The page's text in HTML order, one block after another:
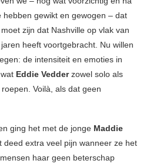
gewikt en gewogen – dat
zijn dat Nashville op vlak van
heeft voortgebracht. Nu willen
de intensiteit en emoties in
Eddie Vedderzowel solo als
Voilà, als dat geen
ging het met de jonge Maddie
extra veel pijn wanneer ze het
haar geen beterschap